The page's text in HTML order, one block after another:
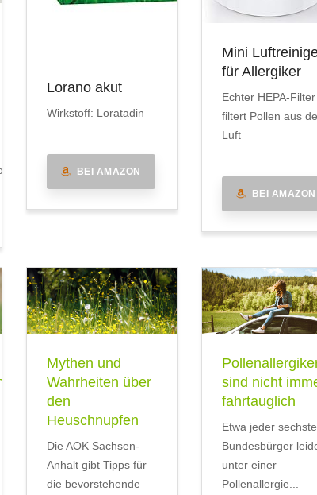
Lorano akut
Wirkstoff: Loratadin
BEI AMAZON
Mini
für Allergiker
Echter HEPA-Filter
filtert Pollen aus
Luft
BEI AMAZON
Mythen und
Wahrheiten über
den
Heuschnupfen
Die AOK Sachsen-
Anhalt gibt Tipps für
die bevorstehende
sind nicht
fahrtauglich
Etwa jeder sechste
Bundesbürger
unter einer
Pollenallergie...